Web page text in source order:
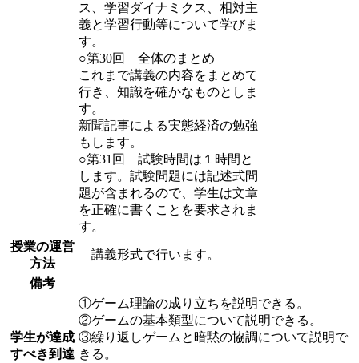
ス、学習ダイナミクス、相対主
義と学習行動等について学びま
す。
○第30回 全体のまとめ
これまで講義の内容をまとめて
行き、知識を確かなものとしま
す。
新聞記事による実態経済の勉強
もします。
○第31回 試験時間は１時間と
します。試験問題には記述式問
題が含まれるので、学生は文章
を正確に書くことを要求されま
す。
授業の運営
方法
講義形式で行います。
備考
学生が達成
すべき到達
①ゲーム理論の成り立ちを説明できる。
②ゲームの基本類型について説明できる。
③繰り返しゲームと暗黙の協調について説明で
きる。